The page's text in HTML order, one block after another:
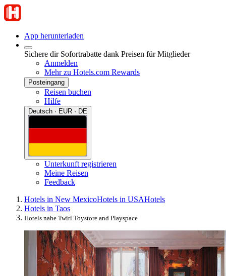
App herunterladen
Sichere dir Sofortrabatte dank Preisen für Mitglieder
Anmelden
Mehr zu Hotels.com Rewards
Posteingang
Reisen buchen
Hilfe
Deutsch · EUR · DE
Unterkunft registrieren
Meine Reisen
Feedback
Hotels in New MexicoHotels in USAHotels
Hotels in Taos
Hotels nahe Twirl Toystore and Playspace